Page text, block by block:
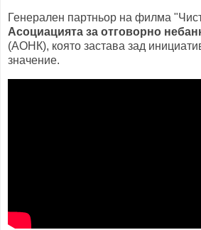
Генерален партньор на филма
Асоциацията за отговорно
(АОНК), която застава зад
значение.